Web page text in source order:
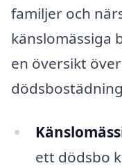
familjer och
känslomässiga
en översikt
ett dödsbo